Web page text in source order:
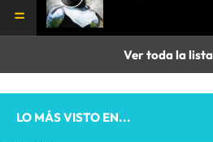
Ver toda la lista
LO MÁS VISTO EN...